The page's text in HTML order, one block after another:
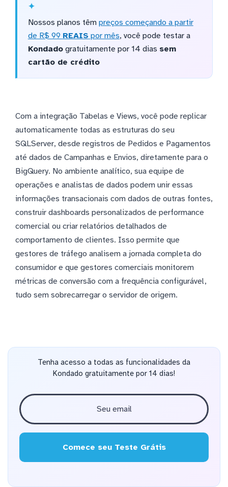
Nossos planos têm preços começando a partir
de R$ 99 REAIS por mês, você pode testar a
Kondadogratuitamente por 14 dias sem
cartão de crédito
Com a integração Tabelas e Views, você pode replicar
automaticamente todas as estruturas do seu
SQLServer, desde registros de Pedidos e Pagamentos
até dados de Campanhas e Envios, diretamente para o
BigQuery. No ambiente analítico, sua equipe de
operações e analistas de dados podem unir essas
informações transacionais com dados de outras fontes,
construir dashboards personalizados de performance
comercial ou criar relatórios detalhados de
comportamento de clientes. Isso permite que
gestores de tráfego analisem a jornada completa do
consumidor e que gestores comerciais monitorem
métricas de conversão com a frequência configurável,
tudo sem sobrecarregar o servidor de origem.
Tenha acesso a todas as funcionalidades da
Kondado gratuitamente por 14 dias!
Comece seu Teste Grátis